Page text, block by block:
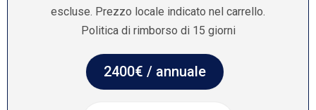
escluse. Prezzo locale indicato nel carrello.
Politica di rimborso di 15 giorni
2400€ / annuale